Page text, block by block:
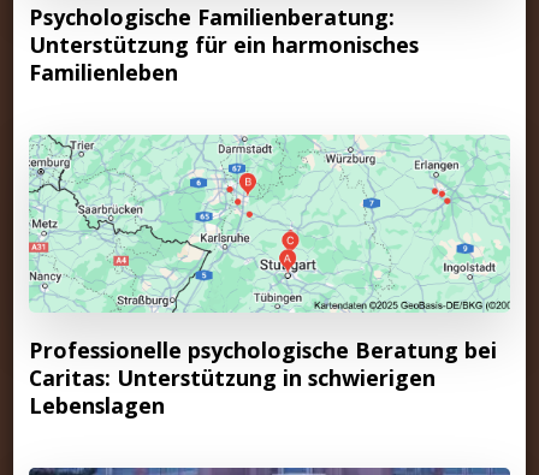
Psychologische Familienberatung:
Unterstützung für ein harmonisches
Familienleben
Professionelle psychologische Beratung bei
Caritas: Unterstützung in schwierigen
Lebenslagen